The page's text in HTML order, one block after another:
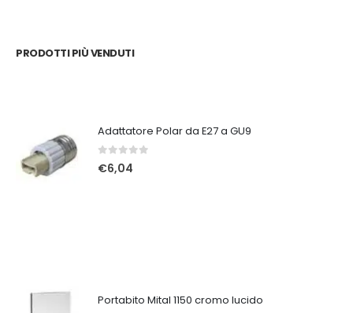
PRODOTTI PIÙ VENDUTI
Adattatore Polar da E27 a GU9
0Su 5
€6,04
Portabito Mital 1150 cromo lucido